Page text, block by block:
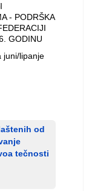
- PODRŠKA
GODINU
juni/lipanje
od
tečnosti